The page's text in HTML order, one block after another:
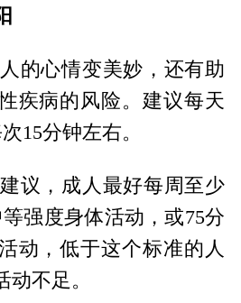
的心情变美妙，还有助
疾病的风险。建议每天
15分钟左右。
议，成人最好每周至少
强度身体活动，或75分
动，低于这个标准的人
不足。